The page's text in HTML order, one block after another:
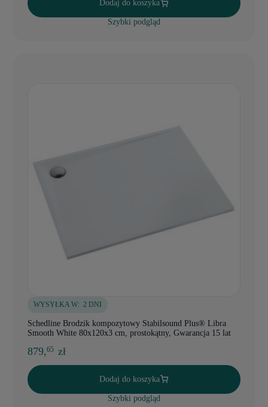
Dodaj do koszyka
Szybki podgląd
WYSYŁKA W: 2 DNI
Schedline Brodzik kompozytowy Stabilsound Plus® Libra
Smooth White 80x120x3 cm, prostokątny, Gwarancja 15 lat
879,65 zł
Dodaj do koszyka
Szybki podgląd